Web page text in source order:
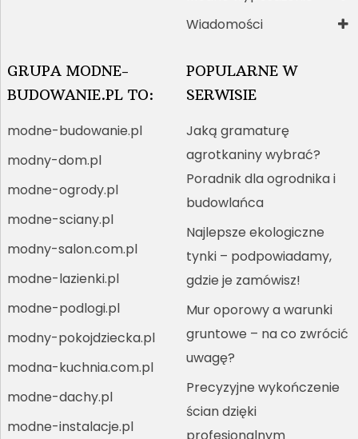
Wiadomości
GRUPA MODNE-
BUDOWANIE.PL TO:
modne-budowanie.pl
modny-dom.pl
modne-ogrody.pl
modne-sciany.pl
modny-salon.com.pl
modne-lazienki.pl
modne-podlogi.pl
modny-pokojdziecka.pl
modna-kuchnia.com.pl
modne-dachy.pl
modne-instalacje.pl
POPULARNE W
SERWISIE
Jaką gramaturę
agrotkaniny wybrać?
Poradnik dla ogrodnika i
budowlańca
Najlepsze ekologiczne
tynki – podpowiadamy,
gdzie je zamówisz!
Mur oporowy a warunki
gruntowe – na co zwrócić
uwagę?
Precyzyjne wykończenie
ścian dzięki